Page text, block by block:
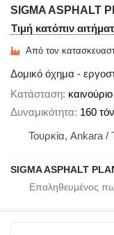
SIGMA ASPHALT
Τιμή κατόπιν
Από τον
Δομικό όχημα -
Κατάσταση καινούριο
Δυναμικότητα 160
Τουρκία, Ankara /
SIGMA ASPHALT